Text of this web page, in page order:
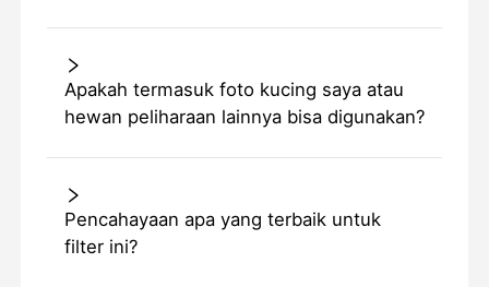
Apakah termasuk foto kucing saya atau
hewan peliharaan lainnya bisa digunakan?
Pencahayaan apa yang terbaik untuk
filter ini?